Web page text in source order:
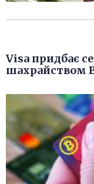
Visa придбає
шахрайством